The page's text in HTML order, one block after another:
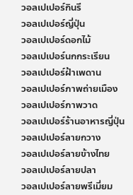
วอลเปเปอร์กินรี
วอลเปเปอร์ญี่ปุ่น
วอลเปเปอร์ดอกไม้
วอลเปเปอร์นกกระเรียน
วอลเปเปอร์ฝ้าเพดาน
วอลเปเปอร์ภาพถ่ายเมือง
วอลเปเปอร์ภาพวาด
วอลเปเปอร์ร้านอาหารญี่ปุ่น
วอลเปเปอร์ลายกวาง
วอลเปเปอร์ลายข้างไทย
วอลเปเปอร์ลายปลา
วอลเปเปอร์ลายพรีเมี่ยม